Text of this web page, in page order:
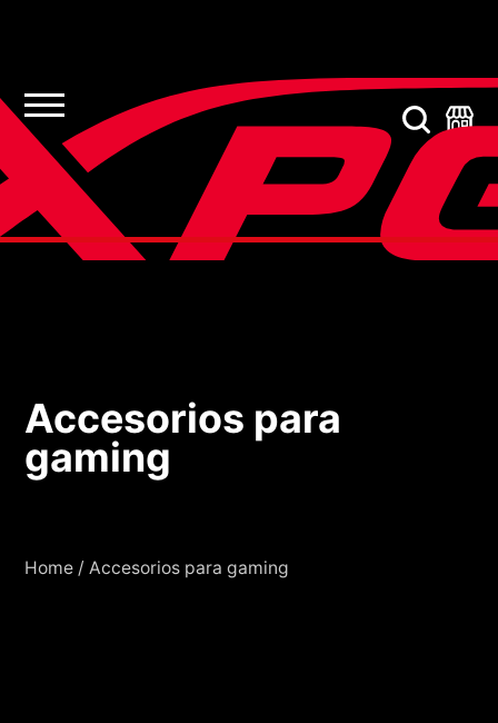
Accesorios para
Accesorios para
gaming
Home /Accesorios para gaming